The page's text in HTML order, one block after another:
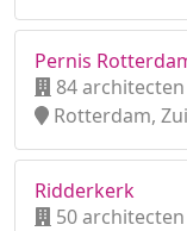
Pernis
84
Rotterdam,
Ridderkerk
50